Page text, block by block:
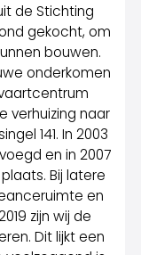
de Stichting
gekocht, om
bouwen.
onderkomen
verhuizing naar
141. In 2003
en in 2007
Bij latere
en
zijn wij de
Dit lijkt een